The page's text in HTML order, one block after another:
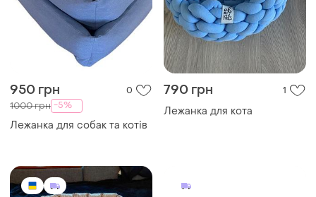
950 грн 0
1000 грн -5%
Лежанка для собак та котів
790 грн 1
Лежанка для кота